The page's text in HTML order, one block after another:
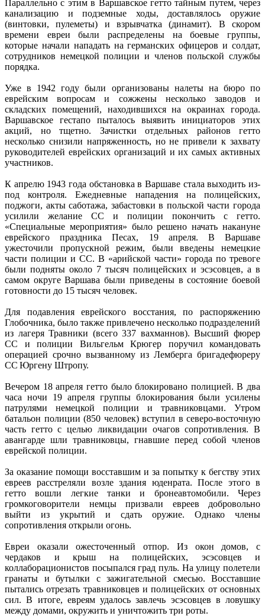
Параллельно с этим в Варшавское гетто тайным путем, через
канализацию и подземные ходы, доставлялось оружие
(винтовки, пулеметы) и взрывчатка (динамит). В скором
времени евреи были распределены на боевые группы,
которые начали нападать на германских офицеров и солдат,
сотрудников немецкой полиции и членов польской службы
порядка.
Уже в 1942 году были организованы налеты на бюро по
еврейским вопросам и сожжены несколько заводов и
складских помещений, находившихся на окраинах города.
Варшавское гестапо пыталось выявить инициаторов этих
акций, но тщетно. Зачистки отдельных районов гетто
несколько снизили напряженность, но не привели к захвату
руководителей еврейских организаций и их самых активных
участников.
К апрелю 1943 года обстановка в Варшаве стала выходить из-
под контроля. Ежедневные нападения на полицейских,
поджоги, акты саботажа, забастовки в польской части города
усилили желание СС и полиции покончить с гетто.
«Специальные мероприятия» было решено начать накануне
еврейского праздника Песах, 19 апреля. В Варшаве
ужесточили пропускной режим, были введены немецкие
части полиции и СС. В «арийской части» города по тревоге
были подняты около 7 тысяч полицейских и эсэсовцев, а в
самом округе Варшава были приведены в состояние боевой
готовности до 15 тысяч человек.
Для подавления еврейского восстания, по распоряжению
Глобочника, было также привлечено несколько подразделений
из лагеря Травники (всего 337 вахманнов). Высший фюрер
СС и полиции Вильгельм Крюгер поручил командовать
операцией срочно вызванному из Лемберга бригадефюреру
СС Юргену Штропу.
Вечером 18 апреля гетто было блокировано полицией. В два
часа ночи 19 апреля группы блокирования были усилены
патрулями немецкой полиции и травниковцами. Утром
батальон полиции (850 человек) вступил в северо-восточную
часть гетто с целью ликвидации очагов сопротивления. В
авангарде шли травниковцы, гнавшие перед собой членов
еврейской полиции.
За оказание помощи восставшим и за попытку к бегству этих
евреев расстреляли возле здания юденрата. После этого в
гетто вошли легкие танки и бронеавтомобили. Через
громкоговорители немцы призвали евреев добровольно
выйти из укрытий и сдать оружие. Однако члены
сопротивления открыли огонь.
Евреи оказали ожесточенный отпор. Из окон домов, с
чердаков и крыш на полицейских, эсэсовцев и
коллаборационистов посыпался град пуль. На улицу полетели
гранаты и бутылки с зажигательной смесью. Восставшие
пытались отрезать травниковцев и полицейских от основных
сил. В итоге, евреям удалось завлечь эсэсовцев в ловушку
между домами, окружить и уничтожить три роты.